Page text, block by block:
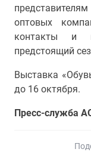
оптовых
контакты и
предстоящий
Выставка
до 16 октября.
Пресс-служба